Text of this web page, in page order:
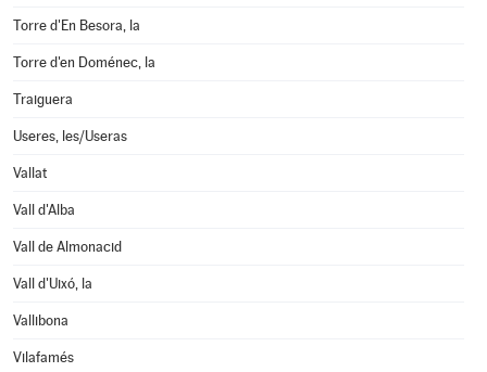
Torre d'En Besora, la
Torre d'en Doménec, la
Traiguera
Useres, les/Useras
Vallat
Vall d'Alba
Vall de Almonacid
Vall d'Uixó, la
Vallibona
Vilafamés